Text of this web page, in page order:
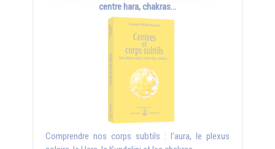
centre hara, chakras...
Comprendre nos corps subtils : l'aura, le plexus